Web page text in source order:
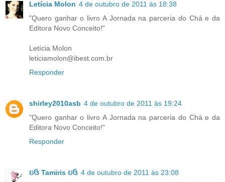
Letícia Molon 4 de outubro de 2011 às 18:38
"Quero ganhar o livro A Jornada na parceria do Chá e da
Editora Novo Conceito!"
Letícia Molon
leticiamolon@ibest.com.br
Responder
shirley2010asb 4 de outubro de 2011 às 19:24
"Quero ganhar o livro A Jornada na parceria do Chá e da
Editora Novo Conceito!"
Responder
ઇઉ Tamiris ઇઉ 4 de outubro de 2011 às 23:08